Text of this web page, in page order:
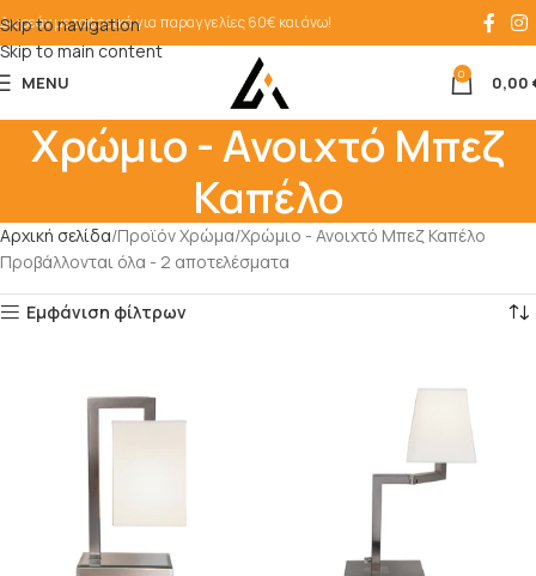
Skip to navigation
Skip to main content
Δωρεάν μεταφορικά για παραγγελίες 60€ και άνω!
MENU 0 0,00
Χρώμιο - Ανοιχτό Μπεζ
Καπέλο
Αρχική σελίδα Προϊόν Χρώμα Χρώμιο - Ανοιχτό Μπεζ Καπέλο
Προβάλλονται όλα - 2 αποτελέσματα
Εμφάνιση φίλτρων